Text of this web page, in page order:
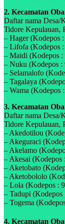
2. Kecamatan
Daftar nama Desa/
Tidore Kepulauan,
– Hager (Kodepos
– Lifofa (Kodepos
– Maidi (Kodepos :
– Nuku (Kodepos :
– Selamalofo
– Tagalaya
– Wama (Kodepos
3. Kecamatan
Daftar nama Desa/
Tidore Kepulauan,
– Akedotilou
– Akeguraci
– Akelamo
– Akesai (Kodepos
– Aketobato
– Aketobololo
– Lola (Kodepos :
– Tadupi (Kodepos
– Togema
4. Kecamatan